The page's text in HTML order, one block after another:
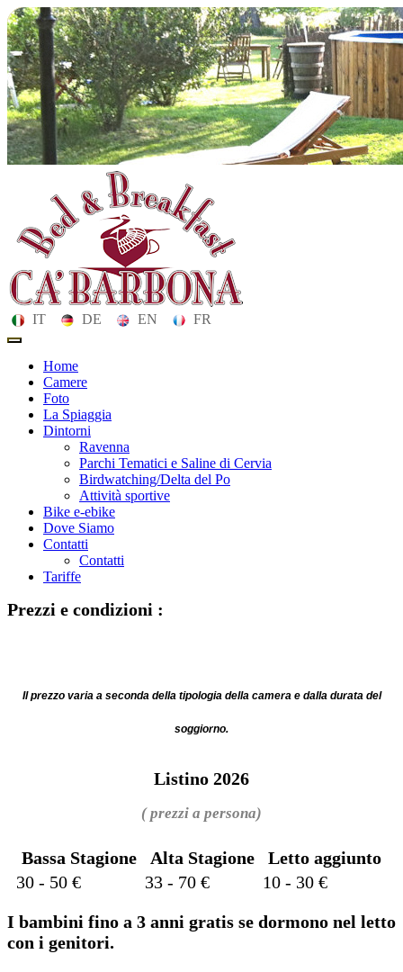
IT DE EN FR
Toggle
navigationHome
Camere
Foto
La Spiaggia
Dintorni
Ravenna
Parchi Tematici e Saline di Cervia
Birdwatching/Delta del Po
Attività sportive
Bike e-ebike
Dove Siamo
Contatti
Contatti
Tariffe
Prezzi e condizioni :
Il prezzo varia a seconda della tipologia della camera e dalla durata del
soggiorno.
Listino 2026
( prezzi a persona)
Bassa Stagione Alta Stagione
Letto aggiunto
30 - 50 €
33 - 70 €
10 - 30 €
I bambini fino a 3 anni gratis se dormono nel letto
con i genitori.